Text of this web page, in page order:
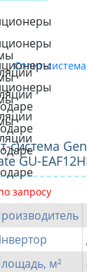
система
GU-
запросу
м²